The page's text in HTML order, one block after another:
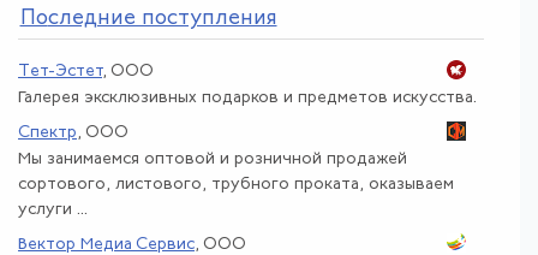
Последние поступления
Тет-Эстет, ООО
Галерея эксклюзивных подарков и предметов искусства.
Спектр , ООО
Мы занимаемся оптовой и розничной продажей
сортового, листового, трубного проката, оказываем
услуги ...
Вектор Медиа Сервис, ООО